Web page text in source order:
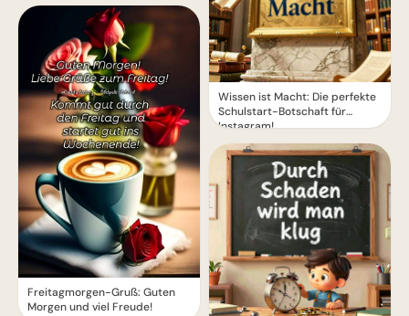
Freitagmorgen-Gruß: Guten
Morgen und viel Freude!
Wissen ist Macht: Die perfekte
Schulstart-Botschaft für
Instagram!